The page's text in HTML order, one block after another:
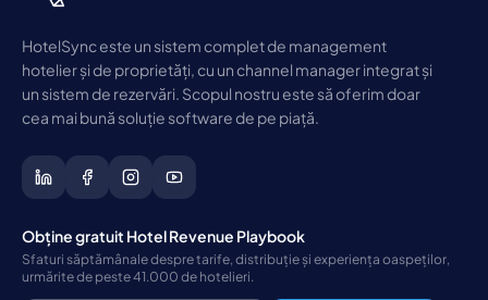
HotelSync este un sistem complet de management
hotelier și de proprietăți, cu un channel manager integrat și
un sistem de rezervări. Scopul nostru este să oferim doar
cea mai bună soluție software de pe piață.
Obține gratuit Hotel Revenue Playbook
Sfaturi săptămânale despre tarife, distribuție și experiența oaspeților,
urmărite de peste 41.000 de hotelieri.